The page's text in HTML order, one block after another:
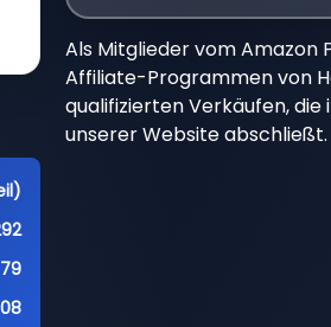
79
Als Mitglieder vom
Affiliate-Programmen von
qualifizierten Verkäufen, die
unserer Website abschließt.